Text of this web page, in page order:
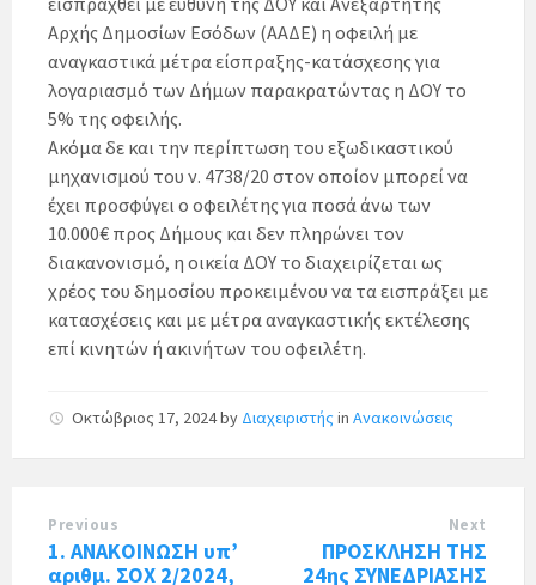
Αρχής Δημοσίων Εσόδων (ΑΑΔΕ) η οφειλή με
αναγκαστικά μέτρα είσπραξης-κατάσχεσης για
λογαριασμό των Δήμων παρακρατώντας η ΔΟΥ το
5% της οφειλής.
Ακόμα δε και την περίπτωση του εξωδικαστικού
μηχανισμού του ν. 4738/20 στον οποίον μπορεί να
έχει προσφύγει ο οφειλέτης για ποσά άνω των
10.000€ προς Δήμους και δεν πληρώνει τον
διακανονισμό, η οικεία ΔΟΥ το διαχειρίζεται ως
χρέος του δημοσίου προκειμένου να τα εισπράξει με
κατασχέσεις και με μέτρα αναγκαστικής εκτέλεσης
επί κινητών ή ακινήτων του οφειλέτη.
Οκτώβριος 17, 2024by Διαχειριστής in Ανακοινώσεις
Previous
1. ΑΝΑΚΟΙΝΩΣΗ υπ’
αριθμ. ΣΟΧ 2/2024,
Next
ΠΡΟΣΚΛΗΣΗ ΤΗΣ
24ης ΣΥΝΕΔΡΙΑΣΗΣ